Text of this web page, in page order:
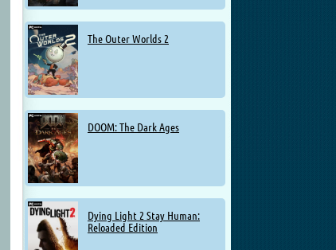
The Outer Worlds 2
DOOM: The Dark Ages
Dying Light 2 Stay Human:
Reloaded Edition